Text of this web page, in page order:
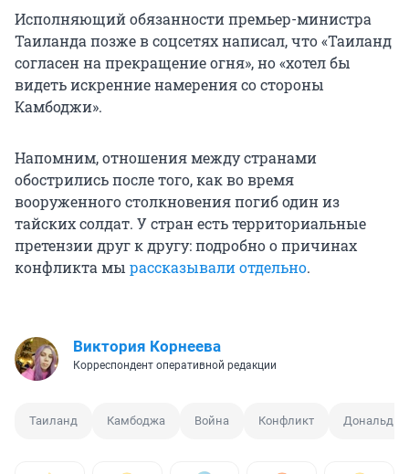
Исполняющий обязанности премьер-министра
Таиланда позже в соцсетях написал, что «Таиланд
согласен на прекращение огня», но «хотел бы
видеть искренние намерения со стороны
Камбоджи».
Напомним, отношения между странами
обострились после того, как во время
вооруженного столкновения погиб один из
тайских солдат. У стран есть территориальные
претензии друг к другу: подробно о причинах
конфликта мы рассказывали отдельно.
Виктория Корнеева
Корреспондент оперативной редакции
Таиланд Камбоджа Война Конфликт Дональд